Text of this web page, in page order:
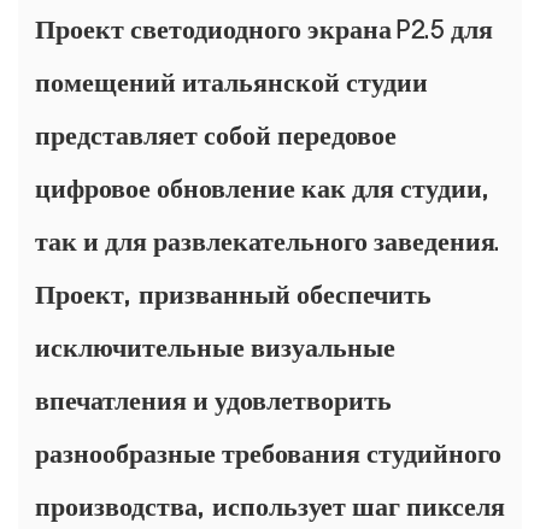
Проект светодиодного экрана P2.5 для
помещений итальянской студии
представляет собой передовое
цифровое обновление как для студии,
так и для развлекательного заведения.
Проект, призванный обеспечить
исключительные визуальные
впечатления и удовлетворить
разнообразные требования студийного
производства, использует шаг пикселя